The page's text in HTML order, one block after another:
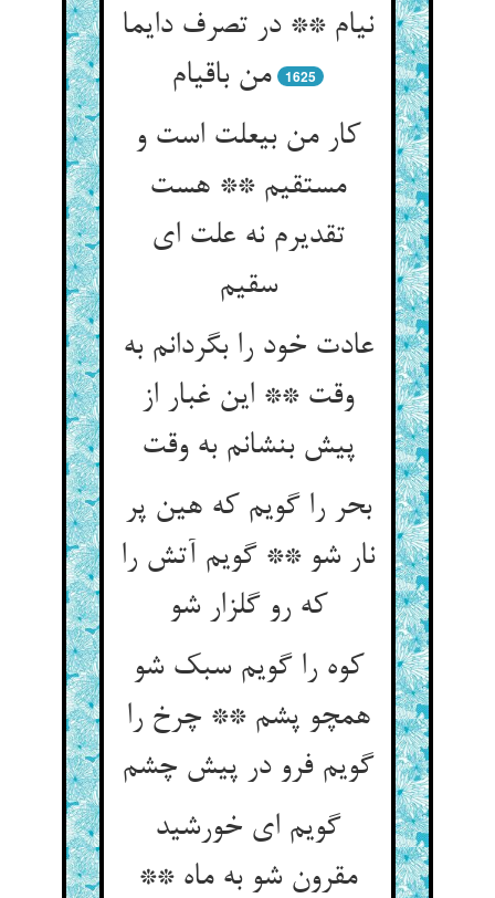
نی‏ام ** در تصرف دایما
من باقی‏ام‏
1625
کار من بی‏علت است و
مستقیم ** هست
تقدیرم نه علت ای
سقیم‏
عادت خود را بگردانم به
وقت ** این غبار از
پیش بنشانم به وقت‏
بحر را گویم که هین پر
نار شو ** گویم آتش را
که رو گلزار شو
کوه را گویم سبک شو
همچو پشم ** چرخ را
گویم فرو در پیش چشم‏
گویم ای خورشید
مقرون شو به ماه **